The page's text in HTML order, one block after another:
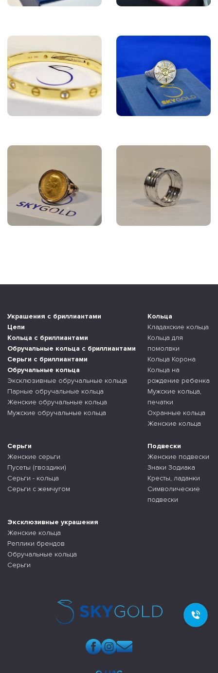
Украшения с бриллиантами
Цепи
Кольца с бриллиантами
Обручальные кольца с бриллиантами
Серьги с бриллиантами
Обручальные кольца
Эксклюзивные обручальные кольца
Парные обручальные кольца
Женские обручальные кольца
Мужские обручальные кольца
Кольца
Кладахские кольца
Кольца для
помолвки
Кольца Корона
Кольца на
рождение ребенка
Мужские кольца,
печатки
Охранные кольца
Женские кольца
Серьги
Женские серьги
Пусеты (гвоздики)
Серьги - кольца
Серьги с жемчугом
Подвески
Женские подвески
Знаки Зодиака
Кресты, ладанки
Символические
подвески
Эксклюзивные украшения
Женские кольца
Реплики брендов
Обручальные кольца
Серьги